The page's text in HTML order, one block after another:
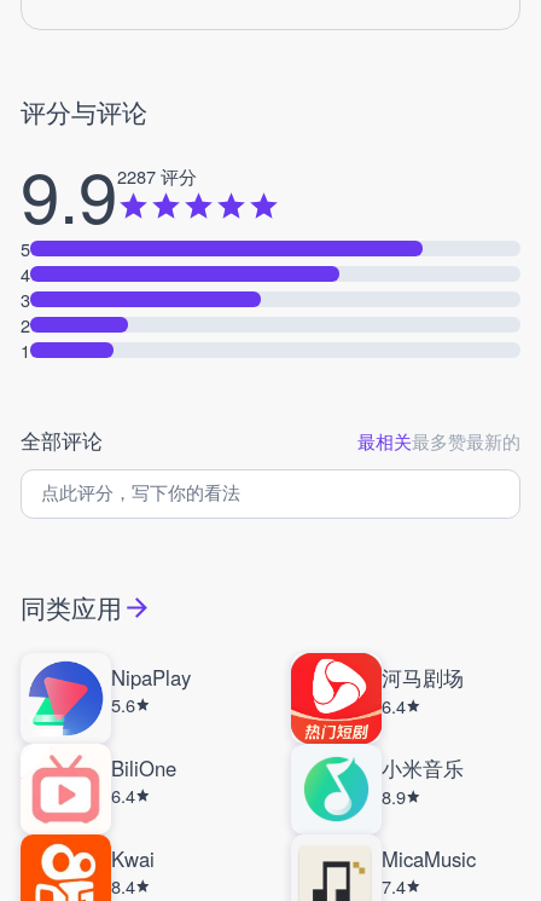
评分与评论
9.92287 评分
5
4
3
2
1
全部评论 最相关最多赞最新的
同类应用
NipaPlay
5.6
河马剧场
6.4
BiliOne
6.4
小米音乐
8.9
Kwai
8.4
MicaMusic
7.4